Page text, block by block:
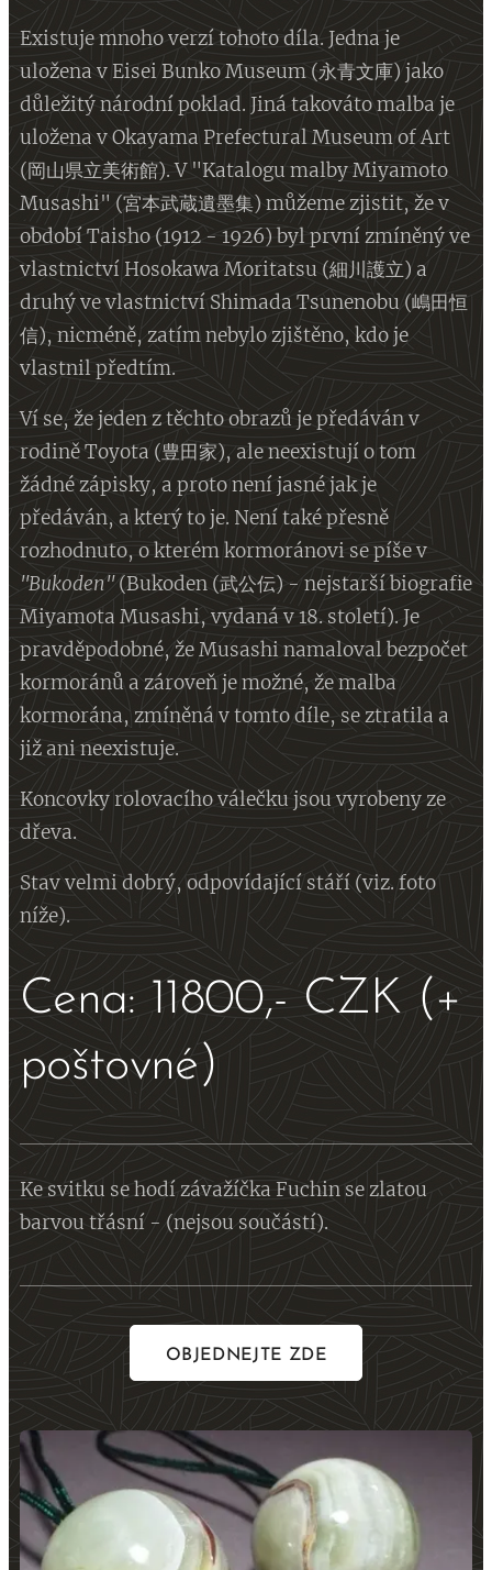
Existuje mnoho verzí tohoto díla. Jedna je
uložena v Eisei Bunko Museum (永青文庫) jako
důležitý národní poklad. Jiná takováto malba je
uložena v Okayama Prefectural Museum of Art
(岡山県立美術館). V "Katalogu malby Miyamoto
Musashi" (宮本武蔵遺墨集) můžeme zjistit, že v
období Taisho (1912 - 1926) byl první zmíněný ve
vlastnictví Hosokawa Moritatsu (細川護立) a
druhý ve vlastnictví Shimada Tsunenobu (嶋田恒
信), nicméně, zatím nebylo zjištěno, kdo je
vlastnil předtím.
Ví se, že jeden z těchto obrazů je předáván v
rodině Toyota (豊田家), ale neexistují o tom
žádné zápisky, a proto není jasné jak je
předáván, a který to je. Není také přesně
rozhodnuto, o kterém kormoránovi se píše v
"Bukoden"(Bukoden (武公伝) - nejstarší biografie
Miyamota Musashi, vydaná v 18. století). Je
pravděpodobné, že Musashi namaloval bezpočet
kormoránů a zároveň je možné, že malba
kormorána, zmíněná v tomto díle, se ztratila a
již ani neexistuje.
Koncovky rolovacího válečku jsou vyrobeny ze
dřeva.
Stav velmi dobrý, odpovídající stáří (viz. foto
níže).
Cena: 11800,- CZK (+
poštovné)
Ke svitku se hodí závažíčka Fuchin se zlatou
barvou třásní - (nejsou součástí).
OBJEDNEJTE ZDE